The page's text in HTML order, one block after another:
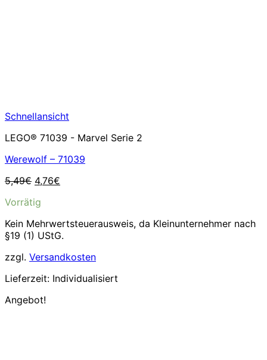
Schnellansicht
LEGO® 71039 - Marvel Serie 2
Werewolf – 71039
5,49€ Ursprünglicher
war:
4,76€
Vorrätig
Kein Mehrwertsteuerausweis, da Kleinunternehmer nach
§19 (1) UStG.
zzgl. Versandkosten
Lieferzeit: Individualisiert
Angebot!